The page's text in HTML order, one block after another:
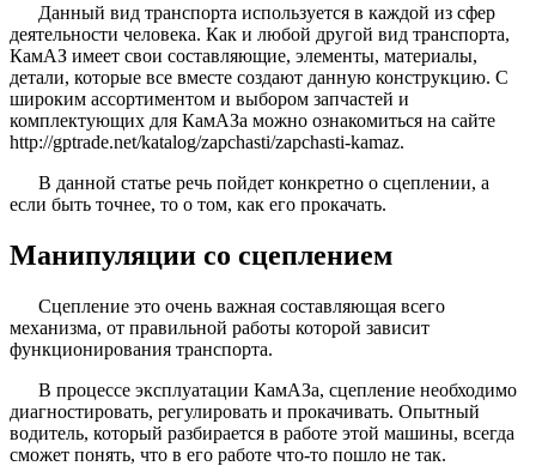
Данный вид транспорта используется в каждой из сфер
деятельности человека. Как и любой другой вид транспорта,
КамАЗ имеет свои составляющие, элементы, материалы,
детали, которые все вместе создают данную конструкцию. С
широким ассортиментом и выбором запчастей и
комплектующих для КамАЗа можно ознакомиться на сайте
http://gptrade.net/katalog/zapchasti/zapchasti-kamaz.
В данной статье речь пойдет конкретно о сцеплении, а
если быть точнее, то о том, как его прокачать.
Манипуляции со сцеплением
Сцепление это очень важная составляющая всего
механизма, от правильной работы которой зависит
функционирования транспорта.
В процессе эксплуатации КамАЗа, сцепление необходимо
диагностировать, регулировать и прокачивать. Опытный
водитель, который разбирается в работе этой машины, всегда
сможет понять, что в его работе что-то пошло не так.